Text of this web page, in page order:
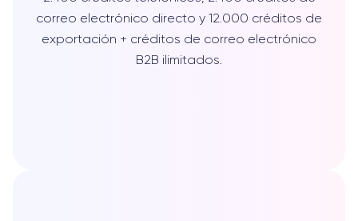
correo electrónico directo y 12.000 créditos de
exportación + créditos de correo electrónico
B2B ilimitados.